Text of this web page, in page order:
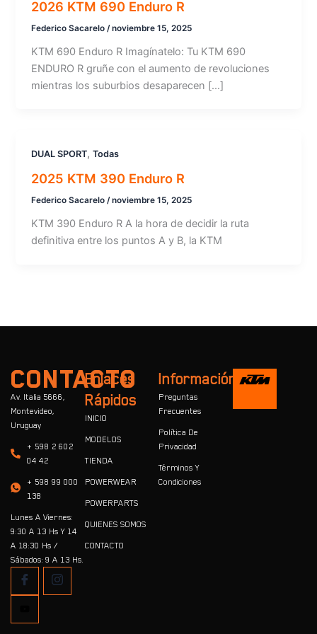
2026 KTM 690 Enduro R
Federico Sacarelo /noviembre 15, 2025
KTM 690 Enduro R Imagínatelo: Tu KTM 690
ENDURO R gruñe con el aumento de revoluciones
mientras los suburbios desaparecen […]
DUAL SPORT,Todas
2025 KTM 390 Enduro R
Federico Sacarelo/noviembre 15, 2025
KTM 390 Enduro R A la hora de decidir la ruta
definitiva entre los puntos A y B, la KTM
CONTACTO
Av. Italia 5666,
Montevideo,
Uruguay
+ 598 2 602
04 42
+ 598 99 000
138
Lunes A Viernes:
9:30 A 13 Hs Y 14
A 18:30 Hs /
Sábados: 9 A 13 Hs.
Enlaces
Rápidos
INICIO
MODELOS
TIENDA
POWERWEAR
POWERPARTS
QUIENES SOMOS
CONTACTO
Información
Preguntas
Frecuentes
Política De
Privacidad
Términos Y
Condiciones